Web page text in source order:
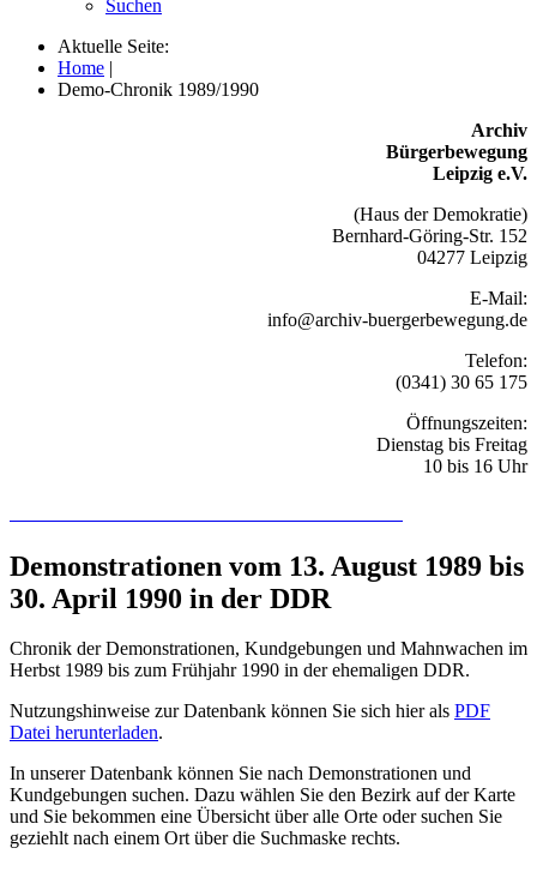
Suchen
Aktuelle Seite:
Home |
Demo-Chronik 1989/1990
Archiv
Bürgerbewegung
Leipzig e.V.
(Haus der Demokratie)
Bernhard-Göring-Str. 152
04277 Leipzig
E-Mail:
info@archiv-buergerbewegung.de
Telefon:
(0341) 30 65 175
Öffnungszeiten:
Dienstag bis Freitag
10 bis 16 Uhr
Demonstrationen vom 13. August 1989 bis
30. April 1990 in der DDR
Chronik der Demonstrationen, Kundgebungen und Mahnwachen im
Herbst 1989 bis zum Frühjahr 1990 in der ehemaligen DDR.
Nutzungshinweise zur Datenbank können Sie sich hier als PDF
Datei herunterladen.
In unserer Datenbank können Sie nach Demonstrationen und
Kundgebungen suchen. Dazu wählen Sie den Bezirk auf der Karte
und Sie bekommen eine Übersicht über alle Orte oder suchen Sie
geziehlt nach einem Ort über die Suchmaske rechts.